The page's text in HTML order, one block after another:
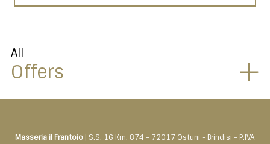
All
Offers
Masseria il Frantoio | S.S. 16 Km. 874 - 72017 Ostuni - Brindisi - P.IVA